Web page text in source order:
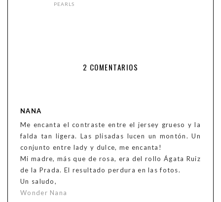
PEARLS
2 COMENTARIOS
NANA
Me encanta el contraste entre el jersey grueso y la
falda tan ligera. Las plisadas lucen un montón. Un
conjunto entre lady y dulce, me encanta!
Mi madre, más que de rosa, era del rollo Ágata Ruiz
de la Prada. El resultado perdura en las fotos.
Un saludo,
Wonder Nana